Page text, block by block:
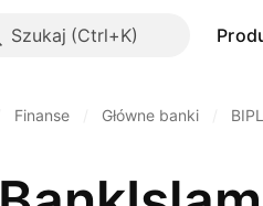
Szukaj
Finanse Główne banki BIPL